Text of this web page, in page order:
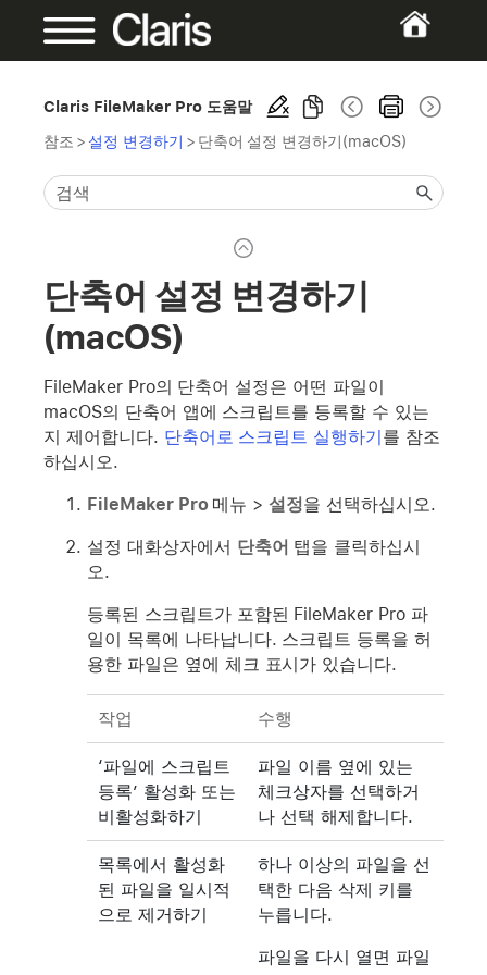
Claris FileMaker Pro 도움말
참조 > 설정 변경하기 > 단축어 설정 변경하기(macOS)
단축어 설정 변경하기
(macOS)
FileMaker Pro의 단축어 설정은 어떤 파일이
macOS의 단축어 앱에 스크립트를 등록할 수 있는
지 제어합니다. 단축어로 스크립트 실행하기를 참조
하십시오.
FileMaker Pro 메뉴 >설정을 선택하십시오.
설정 대화상자에서 단축어 탭을 클릭하십시
오.
등록된 스크립트가 포함된 FileMaker Pro 파
일이 목록에 나타납니다. 스크립트 등록을 허
용한 파일은 옆에 체크 표시가 있습니다.
작업 수행
‘파일에 스크립트
등록’ 활성화 또는
비활성화하기
파일 이름 옆에 있는
체크상자를 선택하거
나 선택 해제합니다.
목록에서 활성화
된 파일을 일시적
으로 제거하기
하나 이상의 파일을 선
택한 다음 삭제 키를
누릅니다.
파일을 다시 열면 파일